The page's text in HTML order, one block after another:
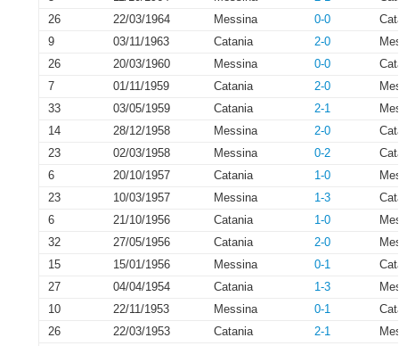
26
22/03/1964 Messina 0-0
9
03/11/1963 Catania 2-0
26
20/03/1960 Messina 0-0
7
01/11/1959 Catania 2-0
33
03/05/1959 Catania 2-1
14
28/12/1958 Messina 2-0
23
02/03/1958 Messina 0-2
6
20/10/1957 Catania 1-0
23
10/03/1957 Messina 1-3
6
21/10/1956 Catania 1-0
32
27/05/1956 Catania 2-0
15
15/01/1956 Messina 0-1
27
04/04/1954 Catania 1-3
10
22/11/1953 Messina 0-1
26
22/03/1953 Catania 2-1